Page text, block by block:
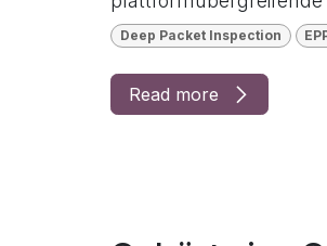
Deep Packet Inspection
Read more